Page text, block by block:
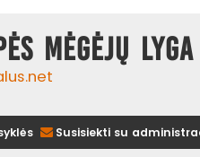
mėgėjų lyga
Susisiekti su